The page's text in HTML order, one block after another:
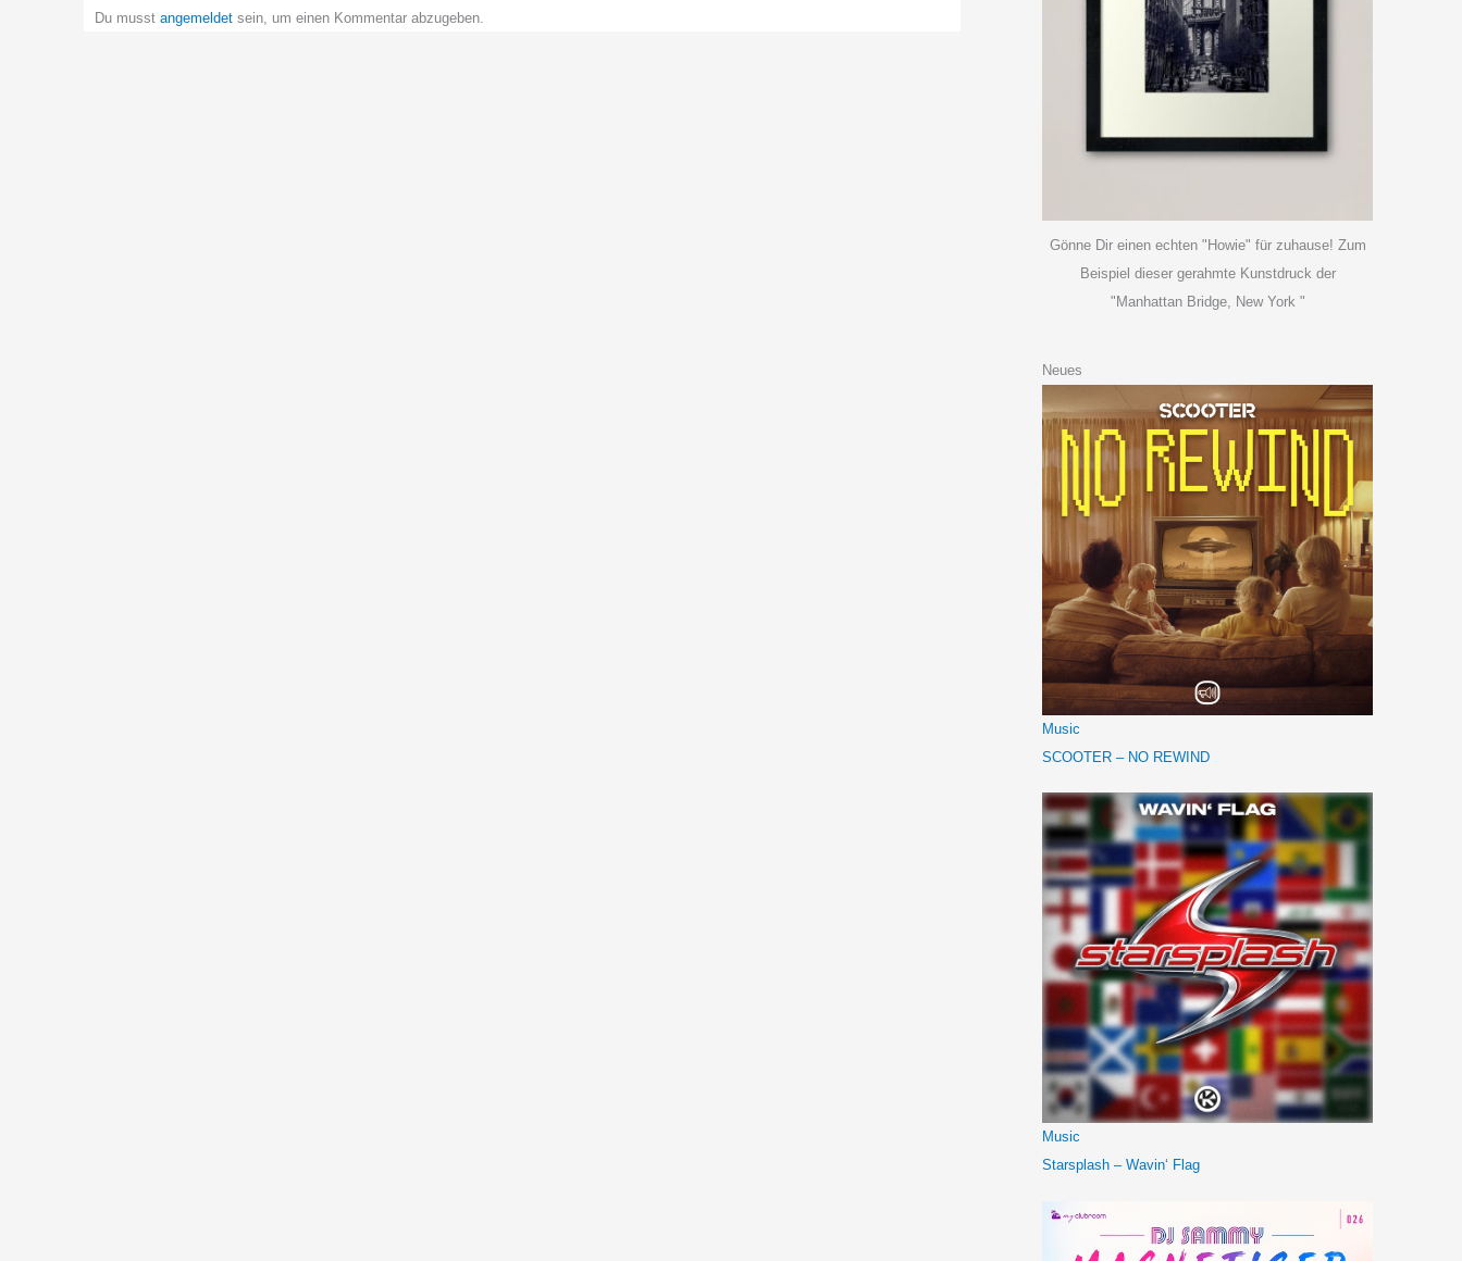
Du musst angemeldet sein, um einen Kommentar abzugeben.
Gönne Dir einen echten "Howie" für zuhause! Zum
Beispiel dieser gerahmte Kunstdruck der
"Manhattan Bridge, New York "
Neues
Music
SCOOTER – NO REWIND
Music
Starsplash – Wavin‘ Flag